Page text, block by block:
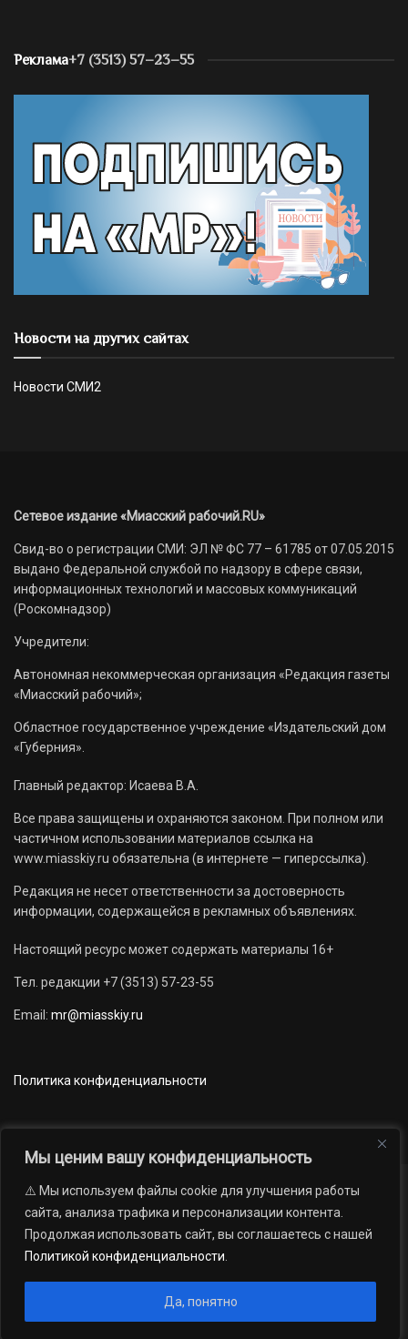
Мы ценим вашу конфиденциальность
⚠️ Мы используем файлы cookie для улучшения работы
сайта, анализа трафика и персонализации контента.
Продолжая использовать сайт, вы соглашаетесь с нашей
Политикой конфиденциальности
Да, понятно
Реклама+7 (3513) 57–23–55
Новости на других сайтах
Новости СМИ2
Сетевое издание «Миасский рабочий.RU»
Свид-во о регистрации СМИ: ЭЛ № ФС 77 – 61785 от 07.05.2015
выдано Федеральной службой по надзору в сфере связи,
информационных технологий и массовых коммуникаций
(Роскомнадзор)
Учредители:
Автономная некоммерческая организация «Редакция газеты
«Миасский рабочий»;
Областное государственное учреждение «Издательский дом
«Губерния».
Главный редактор: Исаева В.А.
Все права защищены и охраняются законом. При полном или
частичном использовании материалов ссылка на
www.miasskiy.ru обязательна (в интернете — гиперссылка).
Редакция не несет ответственности за достоверность
информации, содержащейся в рекламных объявлениях.
Настоящий ресурс может содержать материалы 16+
Тел. редакции +7 (3513) 57-23-55
Email: mr@miasskiy.ru
Политика конфиденциальности
Новости Наши проекты
Официально
АРХИВ
16+
газеты «Миасский рабочий»; Областное государственное учреждение
«Издательский дом «Губерния». Все права защищены.
Андрей Петрович Попов